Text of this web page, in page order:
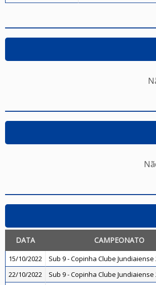
DATA CAMPEONATO
15/10/2022
Sub 9 - Copinha Clube Jundiaiense
22/10/2022
Sub 9 - Copinha Clube Jundiaiense